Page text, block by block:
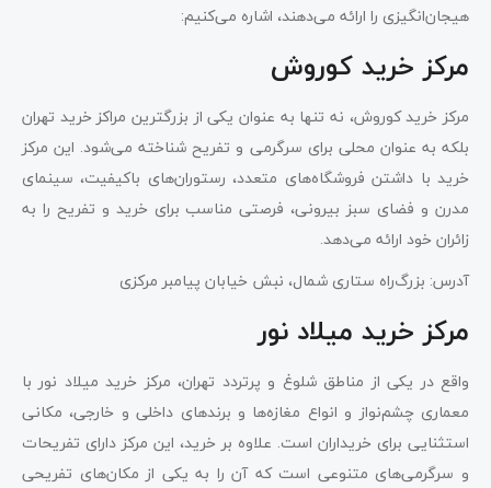
هیجان‌انگیزی را ارائه می‌دهند، اشاره می‌کنیم:
مرکز خرید کوروش
مرکز خرید کوروش، نه تنها به عنوان یکی از بزرگترین مراکز خرید تهران
بلکه به عنوان محلی برای سرگرمی و تفریح شناخته می‌شود. این مرکز
خرید با داشتن فروشگاه‌های متعدد، رستوران‌های باکیفیت، سینمای
مدرن و فضای سبز بیرونی، فرصتی مناسب برای خرید و تفریح را به
زائران خود ارائه می‌دهد.
آدرس: بزرگ‌راه ستاری شمال، نبش خیابان پیامبر مرکزی
مرکز خرید میلاد نور
واقع در یکی از مناطق شلوغ و پرتردد تهران، مرکز خرید میلاد نور با
معماری چشم‌نواز و انواع مغازه‌ها و برندهای داخلی و خارجی، مکانی
استثنایی برای خریداران است. علاوه بر خرید، این مرکز دارای تفریحات
و سرگرمی‌های متنوعی است که آن را به یکی از مکان‌های تفریحی